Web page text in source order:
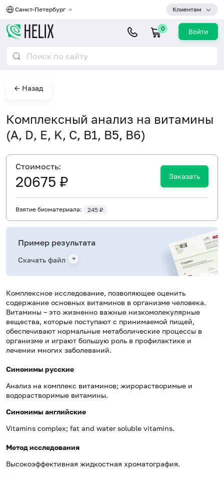
Санкт-Петербург Клиентам
0 Войти
← Назад
Комплексный анализ на витамины
(A, D, E, K, C, B1, B5, B6)
Комплексное исследование, позволяющее оценить
содержание основных витаминов в организме человека.
Витамины – это жизненно важные низкомолекулярные
вещества, которые поступают с принимаемой пищей,
обеспечивают нормальные метаболические процессы в
организме и играют большую роль в профилактике и
лечении многих заболеваний.
Синонимы русские
Анализ на комплекс витаминов; жирорастворимые и
водорастворимые витамины.
Синонимы английские
Vitamins complex; fat and water soluble vitamins.
Метод исследования
Высокоэффективная жидкостная хроматография.
Cтоимость:
20675 ₽ Заказать
Взятие биоматериала: 245 ₽
Пример результата
Скачать файл